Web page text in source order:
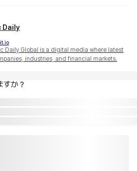
Daily
Daily Global is a digital media where latest
industries, and financial markets.
すか？